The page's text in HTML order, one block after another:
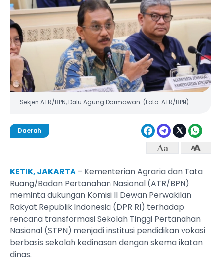
Sekjen ATR/BPN, Dalu Agung Darmawan. (Foto: ATR/BPN)
Daerah
KETIK, JAKARTA– Kementerian Agraria dan Tata
Ruang/Badan Pertanahan Nasional (ATR/BPN)
meminta dukungan Komisi II Dewan Perwakilan
Rakyat Republik Indonesia (DPR RI) terhadap
rencana transformasi Sekolah Tinggi Pertanahan
Nasional (STPN) menjadi institusi pendidikan vokasi
berbasis sekolah kedinasan dengan skema ikatan
dinas.